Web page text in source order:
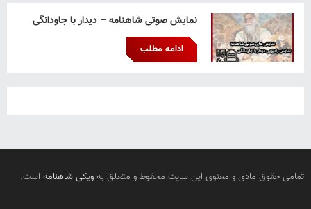
نمایش صوتی شاهنامه – دیدار با جاودانگی
ادامه مطلب
تمامی حقوق مادی و معنوی این سایت محفوظ و متعلق به ویکی شاهنامه است.